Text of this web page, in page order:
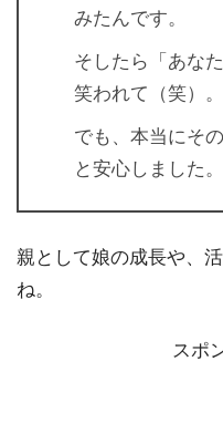
みたんです。
そしたら「あな
笑われて（笑）。
でも、本当にそ
と安心しました。
親として娘の成長や、
ね。
スポ